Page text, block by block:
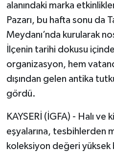
alanındaki marka
Pazarı, bu hafta sonu da
Meydanı’nda kurularak
İlçenin tarihi dokusu
organizasyon, hem
dışından gelen antika
gördü.
KAYSERİ (İGFA) - Halı
eşyalarına, tesbihlerden
koleksiyon değeri
POLİTİKA
SAĞLIK
Spor
Tarihi Yapılarımız
Teknoloji